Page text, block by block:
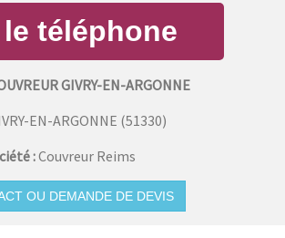
GIVRY-EN-ARGONNE
EN-ARGONNE (51330)
:Couvreur Reims
OU DEMANDE DE DEVIS